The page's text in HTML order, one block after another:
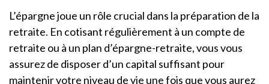
L’épargne joue un rôle crucial dans la préparation de la
retraite. En cotisant régulièrement à un compte de
retraite ou à un plan d’épargne-retraite, vous vous
assurez de disposer d’un capital suffisant pour
maintenir votre niveau de vie une fois que vous aurez